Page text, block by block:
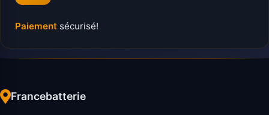
Paiement sécurisé!
Francebatterie